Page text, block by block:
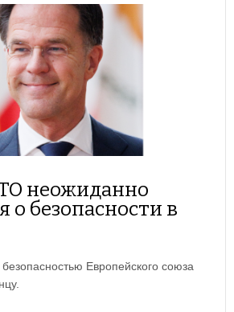
неожиданно
о безопасности в
Европейского союза